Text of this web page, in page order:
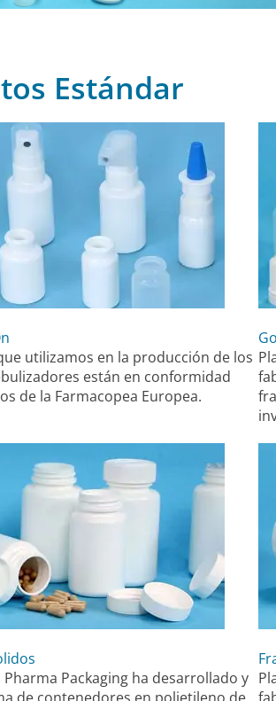
Estándar
utilizamos en la producción de los
están en conformidad
de la Farmacopea Europea.
Packaging ha desarrollado y